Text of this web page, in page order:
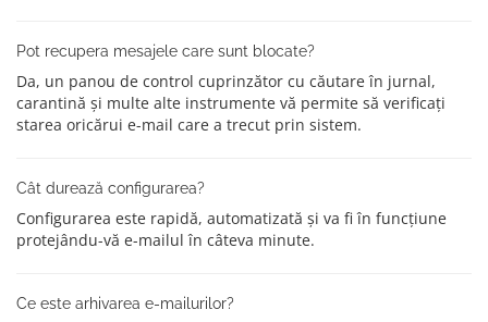
Pot recupera mesajele care sunt blocate?
Da, un panou de control cuprinzător cu căutare în jurnal,
carantină și multe alte instrumente vă permite să verificați
starea oricărui e-mail care a trecut prin sistem.
Cât durează configurarea?
Configurarea este rapidă, automatizată și va fi în funcțiune
protejându-vă e-mailul în câteva minute.
Ce este arhivarea e-mailurilor?